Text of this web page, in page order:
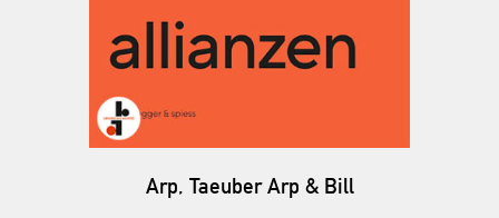
Arp, Taeuber Arp & Bill